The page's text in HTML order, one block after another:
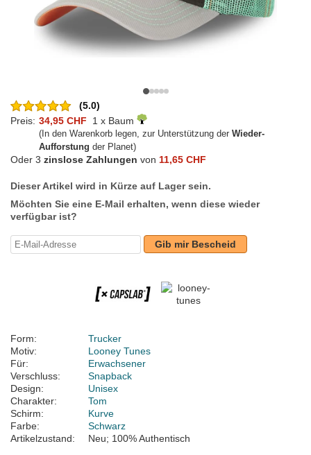
(5.0)
Preis: 34,95 CHF 1 x Baum
(In den Warenkorb legen, zur Unterstützung der Wieder-
Aufforstung der Planet)
Oder 3 zinslose Zahlungen von 11,65 CHF
Dieser Artikel wird in Kürze auf Lager sein.
Möchten Sie eine E-Mail erhalten, wenn diese wieder
verfügbar ist?
Gib mir Bescheid
Form:
Trucker
Motiv:
Looney Tunes
Für:
Erwachsener
Verschluss:
Snapback
Design:
Unisex
Charakter:
Tom
Schirm:
Kurve
Farbe:
Schwarz
Artikelzustand:
Neu; 100% Authentisch